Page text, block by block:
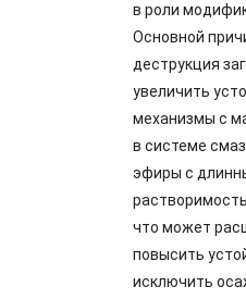
в роли
Основной
деструкция
увеличить
механизмы с
в системе
эфиры с
что может
повысить
исключить